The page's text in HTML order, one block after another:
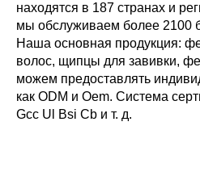
находятся в 187 странах и
мы обслуживаем более 2100
Наша основная продукция:
волос, щипцы для завивки,
можем предоставлять
как ODM и Oem. Система
Gcc Ul Bsi Cb и т. д.